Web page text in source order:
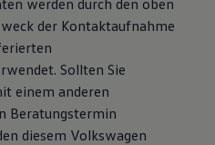
werden durch den oben
der Kontaktaufnahme
Sollten Sie
einem anderen
Beratungstermin
diesem Volkswagen